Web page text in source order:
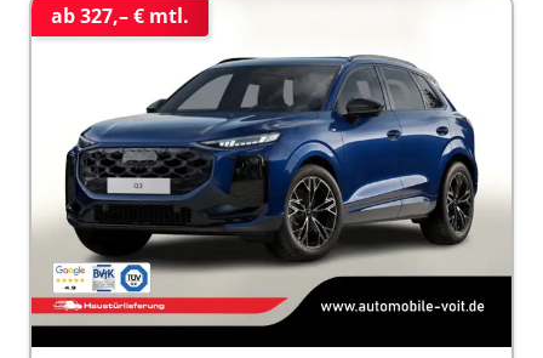
ab 327,– € mtl.